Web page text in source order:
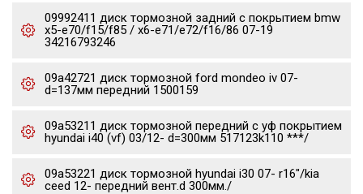
09992411 диск тормозной задний с покрытием bmw
x5-e70/f15/f85 / x6-e71/e72/f16/86 07-19
34216793246
09a42721 диск тормозной ford mondeo iv 07-
d=137мм передний 1500159
09a53211 диск тормозной передний с уф покрытием
hyundai i40 (vf) 03/12- d=300мм 517123k110 ***/
09a53221 диск тормозной hyundai i30 07- r16"/kia
ceed 12- передний вент.d 300мм./